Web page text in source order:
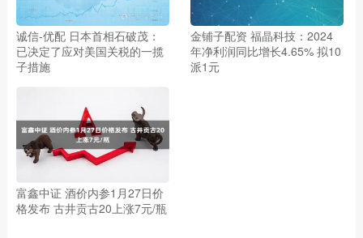
诚信-优配 日本首相石破茂：
已决定了应对美国关税的一揽
子措施
金铺子配资 福晶科技：2024
年净利润同比增长4.65% 拟10
派1元
富鑫中证 酒价内参1月27日价
格发布 古井贡古20上涨7元/瓶